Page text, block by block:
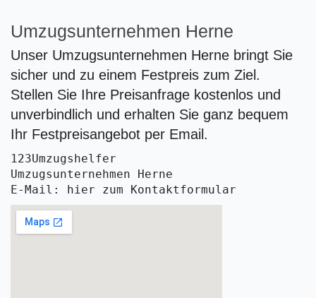
Umzugsunternehmen Herne
Unser Umzugsunternehmen Herne bringt Sie
sicher und zu einem Festpreis zum Ziel.
Stellen Sie Ihre Preisanfrage kostenlos und
unverbindlich und erhalten Sie ganz bequem
Ihr Festpreisangebot per Email.
123Umzugshelfer
Umzugsunternehmen Herne
E-Mail: hier zum Kontaktformular